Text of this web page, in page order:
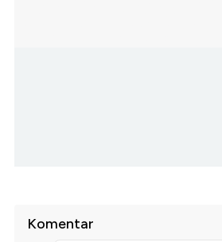
Komentar